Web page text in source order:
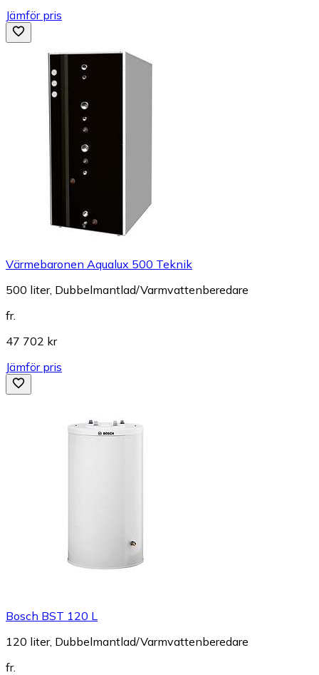
Jämför pris
Värmebaronen Aqualux 500 Teknik
500 liter, Dubbelmantlad/Varmvattenberedare
fr.
47 702 kr
Jämför pris
Bosch BST 120 L
120 liter, Dubbelmantlad/Varmvattenberedare
fr.